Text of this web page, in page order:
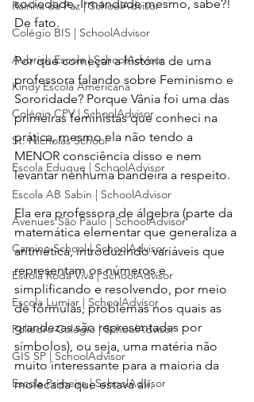
Rainha da Paz | SchoolAdvisor
Colégio BIS | SchoolAdvisor
Aubrick Escola | SchoolAdvisor
Kindy Escola Americana
Colégio CPV | SchoolAdvisor
St. Nicholas School
Escola Eduque | SchoolAdvisor
Escola AB Sabin | SchoolAdvisor
Avenues São Paulo | SchoolAdvisor
Camino School | SchoolAdvisor
Escola Roda Viva | SchoolAdvisor
Escola Lumiar | SchoolAdvisor
Poliedro Colégio | SchoolAdvisor
GIS SP | SchoolAdvisor
Escola Primeira | SchoolAdvisor
sociedade. Irmandade mesmo, sabe?!
De fato.
Por que começar a história de uma
professora falando sobre Feminismo e
Sororidade? Porque Vânia foi uma das
primeiras feministas que conheci na
prática, mesmo ela não tendo a
MENOR consciência disso e nem
levantar nenhuma bandeira a respeito.
Ela era professora de álgebra (parte da
matemática elementar que generaliza a
aritmética, introduzindo variáveis que
representam os números e
simplificando e resolvendo, por meio
de fórmulas, problemas nos quais as
grandezas são representadas por
símbolos), ou seja, uma matéria não
muito interessante para a maioria da
molecada que estava ali.